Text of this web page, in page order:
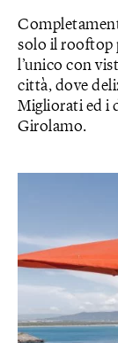
solo il rooftop
l’unico con
città, dove
Migliorati ed i
Girolamo.